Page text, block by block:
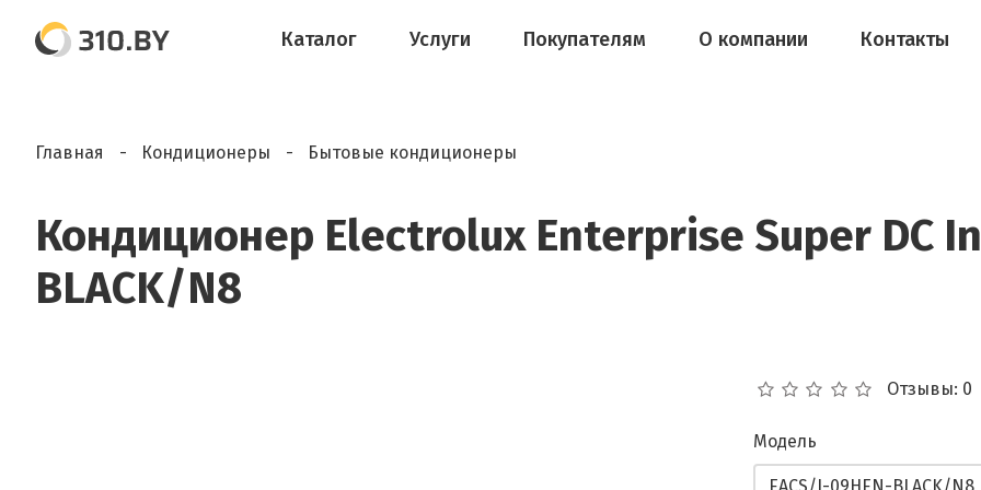
Каталог Услуги Покупателям О компании Контакты
Главная Кондиционеры Бытовые кондиционеры
Кондиционер Electrolux Enterprise Super DC
BLACK/N8
Отзывы: 0
Модель